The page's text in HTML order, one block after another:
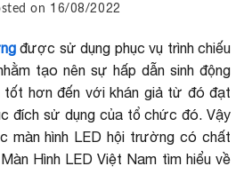
on 16/08/2022
được sử dụng phục vụ trình chiếu
tạo nên sự hấp dẫn sinh động
tốt hơn đến với khán giả từ đó đạt
đích sử dụng của tổ chức đó. Vậy
màn hình LED hội trường có chất
Hình LED Việt Nam tìm hiểu về